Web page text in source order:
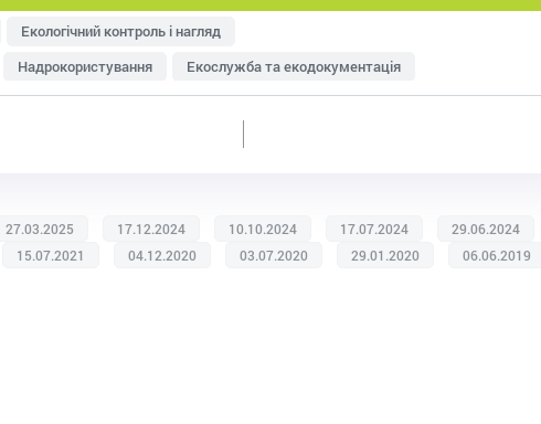
Екологічний контроль і нагляд
Надрокористування
Екослужба та екодокументація
Управління відходами
Ресурсозбереження
27.03.2025 17.12.2024 10.10.2024 17.07.2024 29.06.2024
15.07.2021 04.12.2020 03.07.2020 29.01.2020 06.06.2019